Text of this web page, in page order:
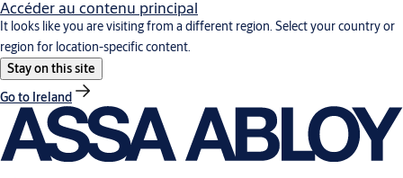
Accéder au contenu principal
It looks like you are visiting from a different region. Select your country or
region for location-specific content.
Stay on this site
Go to Ireland